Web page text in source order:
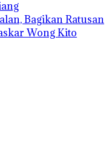
Bagikan Ratusan
Wong Kito